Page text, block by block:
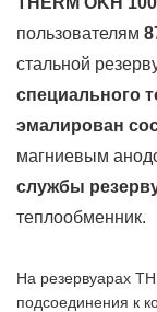
пользователям
стальной
специального
эмалирован
магниевым
службы
теплообменник.
На резервуарах
подсоединения к